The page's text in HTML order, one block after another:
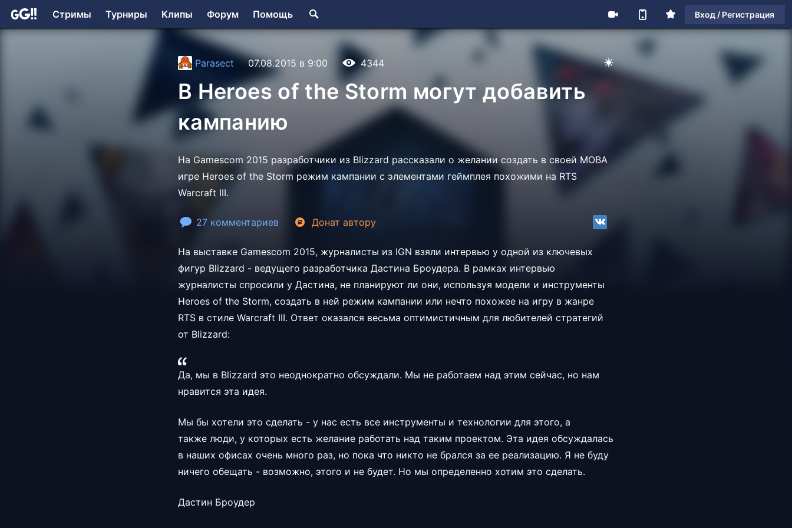
Стримы Турниры Клипы Форум Помощь Вход / Регистрация
Parasect 07.08.2015 в 9:00 4344
В Heroes of the Storm могут добавить
кампанию
На Gamescom 2015 разработчики из Blizzard рассказали о желании создать в своей MOBA
игре Heroes of the Storm режим кампании с элементами геймплея похожими на RTS
Warcraft III.
27 комментариев Донат автору
На выставке Gamescom 2015, журналисты из IGN взяли интервью у одной из ключевых
фигур Blizzard - ведущего разработчика Дастина Броудера. В рамках интервью
журналисты спросили у Дастина, не планируют ли они, используя модели и инструменты
Heroes of the Storm, создать в ней режим кампании или нечто похожее на игру в жанре
RTS в стиле Warcraft III. Ответ оказался весьма оптимистичным для любителей стратегий
от Blizzard:
Да, мы в Blizzard это неоднократно обсуждали. Мы не работаем над этим сейчас, но нам
нравится эта идея.
Мы бы хотели это сделать - у нас есть все инструменты и технологии для этого, а
также люди, у которых есть желание работать над таким проектом. Эта идея обсуждалась
в наших офисах очень много раз, но пока что никто не брался за ее реализацию. Я не буду
ничего обещать - возможно, этого и не будет. Но мы определенно хотим это сделать.
Дастин Броудер